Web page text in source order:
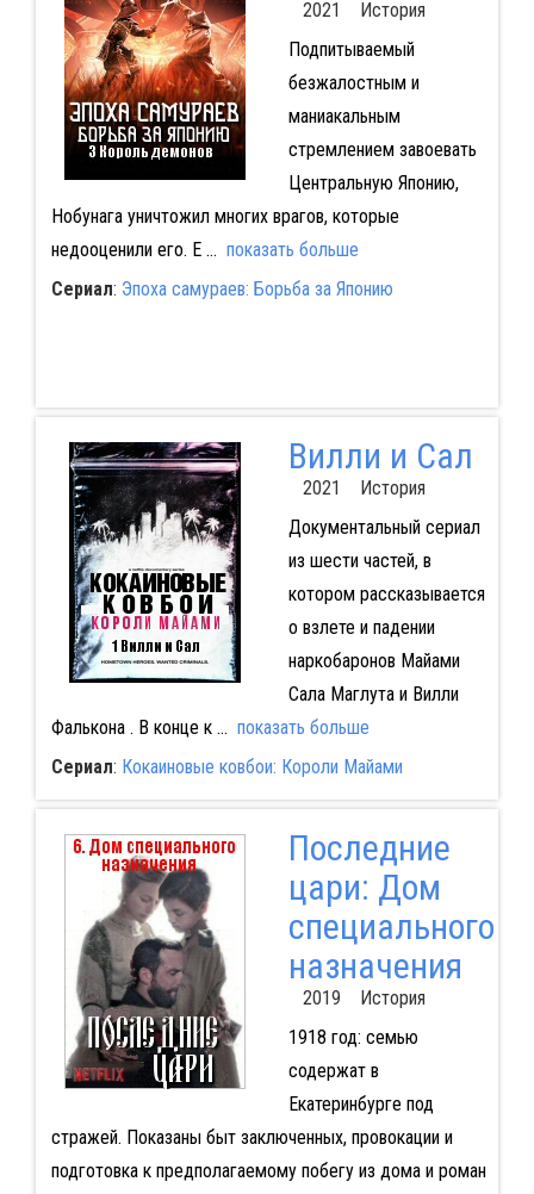
2021 История
Подпитываемый
безжалостным и
маниакальным
стремлением завоевать
Центральную Японию,
Нобунага уничтожил многих врагов, которые
недооценили его. Е... показать больше
Сериал: Эпоха самураев: Борьба за Японию
Вилли и Сал
2021 История
Документальный сериал
из шести частей, в
котором рассказывается
о взлете и падении
наркобаронов Майами
Сала Маглута и Вилли
Фалькона . В конце к... показать больше
Сериал: Кокаиновые ковбои: Короли Майами
Последние
цари: Дом
специального
назначения
2019 История
1918 год: семью
содержат в
Екатеринбурге под
стражей. Показаны быт заключенных, провокации и
подготовка к предполагаемому побегу из дома и роман